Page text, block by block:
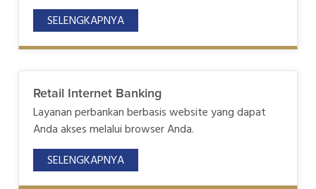
SELENGKAPNYA
Retail Internet Banking
Layanan perbankan berbasis website yang dapat
Anda akses melalui browser Anda.
SELENGKAPNYA